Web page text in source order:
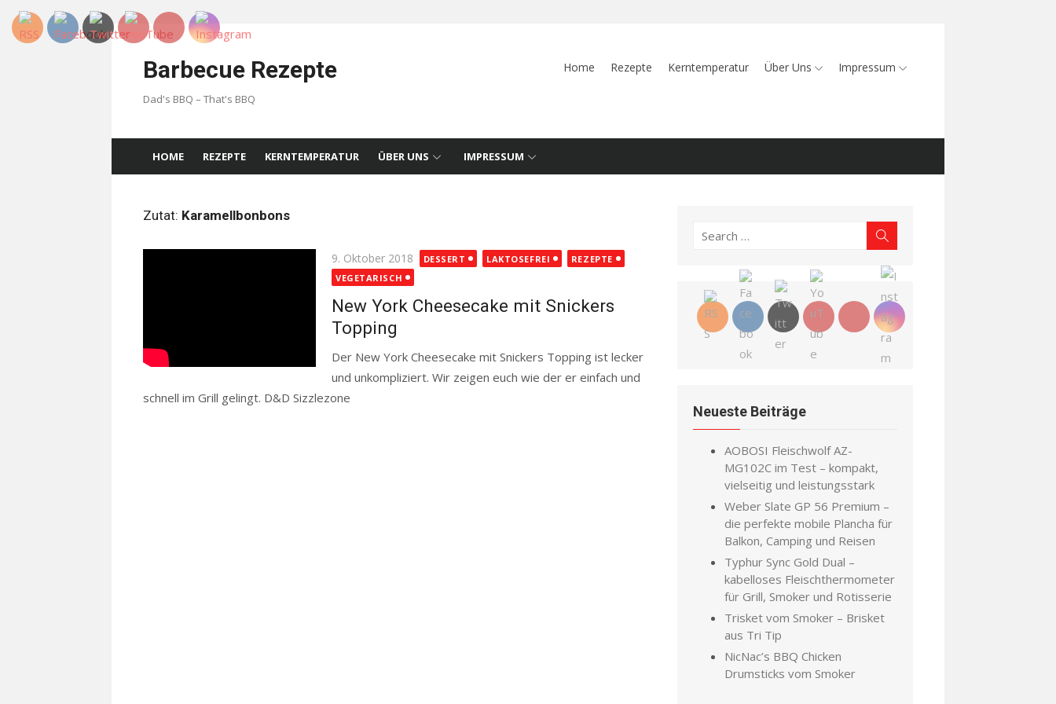
Skip
Barbecue Rezepte
Dad's BBQ – That's BBQ
Home Rezepte Kerntemperatur Über Uns Impressum
HOME REZEPTE KERNTEMPERATUR ÜBER UNS IMPRESSUM
Zutat: Karamellbonbons
Posted
on
9. Oktober 2018 DESSERT LAKTOSEFREI
REZEPTE
VEGETARISCH
New York Cheesecake mit Snickers
Topping
Der New York Cheesecake mit Snickers Topping ist lecker
und unkompliziert. Wir zeigen euch wie der er einfach und
schnell im Grill gelingt. D&D Sizzlezone
Search
Neueste Beiträge
AOBOSI Fleischwolf AZ-
MG102C im Test – kompakt,
vielseitig und leistungsstark
Weber Slate GP 56 Premium –
die perfekte mobile Plancha für
Balkon, Camping und Reisen
Typhur Sync Gold Dual –
kabelloses Fleischthermometer
für Grill, Smoker und Rotisserie
Trisket vom Smoker – Brisket
aus Tri Tip
NicNac’s BBQ Chicken
Drumsticks vom Smoker